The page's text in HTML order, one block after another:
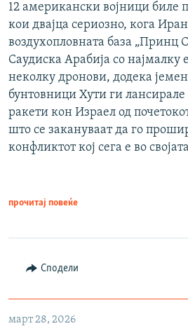
12 американски војници биле
кои двајца сериозно, кога
воздухопловната база „Принц
Саудиска Арабија со најмалку
неколку дронови, додека
бунтовници Хути ги лансирале
ракети кон Израел од
што се закануваат да го
конфликтот кој сега е во
прочитај повеќе
Сподели
март 28, 2026